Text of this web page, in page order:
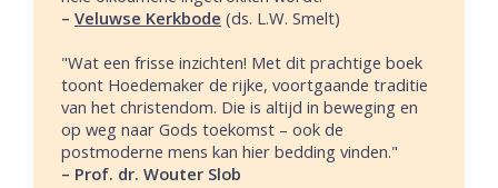
– Veluwse Kerkbode (ds. L.W. Smelt)
"Wat een frisse inzichten! Met dit prachtige boek
toont Hoedemaker de rijke, voortgaande traditie
van het christendom. Die is altijd in beweging en
op weg naar Gods toekomst – ook de
postmoderne mens kan hier bedding vinden."
– Prof. dr. Wouter Slob